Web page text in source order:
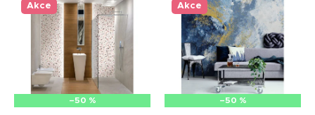
Akce
–50 %
Akce
–50 %